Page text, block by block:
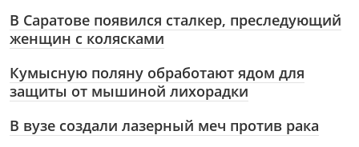
В Саратове появился сталкер, преследующий
женщин с колясками
Кумысную поляну обработают ядом для
защиты от мышиной лихорадки
В вузе создали лазерный меч против рака